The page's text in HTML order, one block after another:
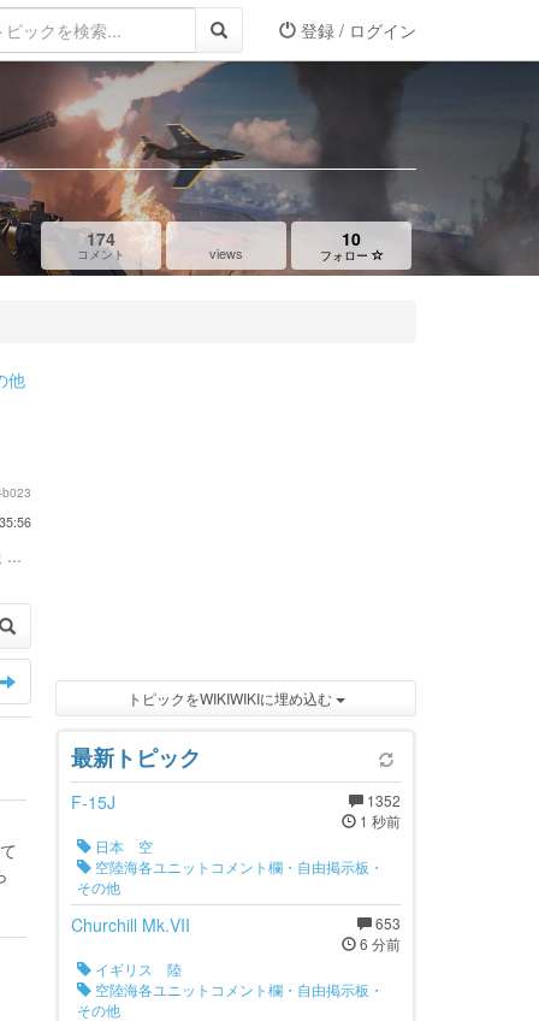
登録 / ログイン
174
コメント views
10
フォロー
他
...
トピックをWIKIWIKIに埋め込む
最新トピック
1352
1 秒前
F-15J
日本 空
空陸海各ユニットコメント欄・自由掲示板・
その他
653
6 分前
Churchill Mk.VII
イギリス 陸
空陸海各ユニットコメント欄・自由掲示板・
その他